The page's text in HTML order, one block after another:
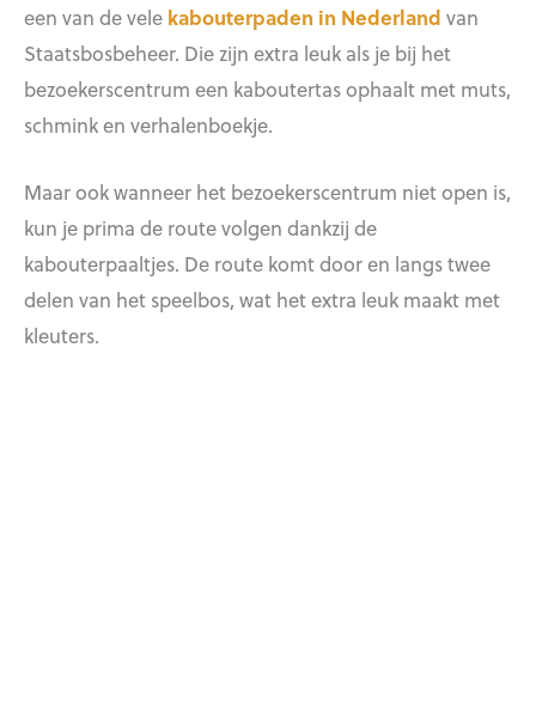
een van de vele kabouterpaden in Nederland van
Staatsbosbeheer. Die zijn extra leuk als je bij het
bezoekerscentrum een kaboutertas ophaalt met muts,
schmink en verhalenboekje.
Maar ook wanneer het bezoekerscentrum niet open is,
kun je prima de route volgen dankzij de
kabouterpaaltjes. De route komt door en langs twee
delen van het speelbos, wat het extra leuk maakt met
kleuters.